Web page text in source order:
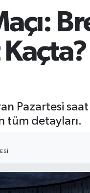
Pazartesi
tüm detayları.